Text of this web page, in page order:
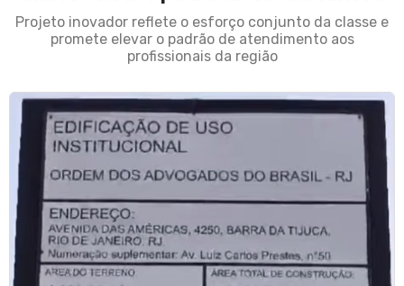
Projeto inovador reflete o esforço conjunto da classe e
promete elevar o padrão de atendimento aos
profissionais da região